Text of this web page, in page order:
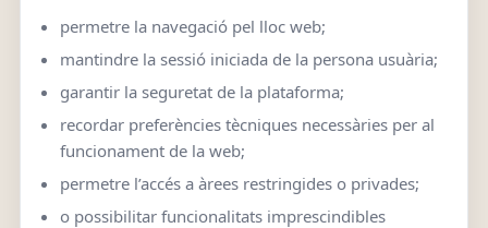
permetre la navegació pel lloc web;
mantindre la sessió iniciada de la persona usuària;
garantir la seguretat de la plataforma;
recordar preferències tècniques necessàries per al
funcionament de la web;
permetre l’accés a àrees restringides o privades;
o possibilitar funcionalitats imprescindibles